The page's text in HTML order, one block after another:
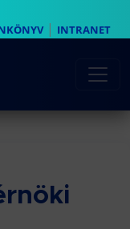
| INTRANET